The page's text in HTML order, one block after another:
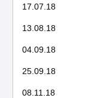
17.07.18
13.08.18
04.09.18
25.09.18
08.11.18